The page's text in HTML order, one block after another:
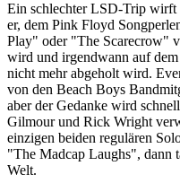
Ein schlechter LSD-Trip wirft
er, dem Pink Floyd
Play" oder "The Scarecrow"
wird und irgendwann auf
nicht mehr abgeholt wird.
von den Beach Boys
aber der Gedanke wird
Gilmour und Rick Wright
einzigen beiden regulären
"The Madcap Laughs", dann
Welt.